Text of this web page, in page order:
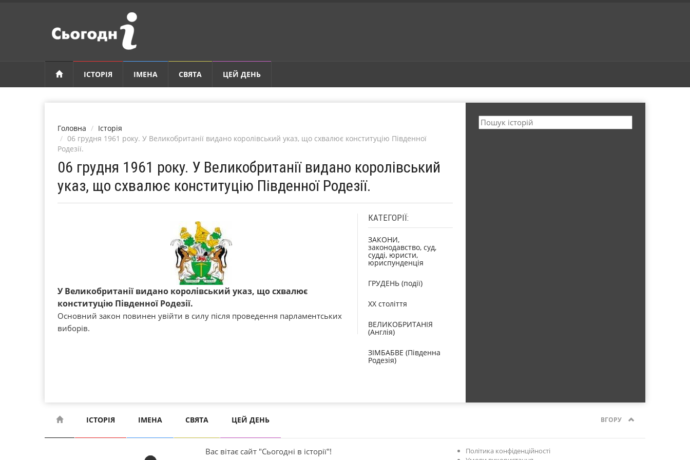
ІСТОРІЯ ІМЕНА СВЯТА ЦЕЙ ДЕНЬ
Головна
Історія
06 грудня 1961 року. У Великобританії видано королівський указ, що схвалює конституцію Південної
Родезії.
06 грудня 1961 року. У Великобританії видано королівський
указ, що схвалює конституцію Південної Родезії.
У Великобританії видано королівський указ, що схвалює
конституцію Південної Родезії.
Основний закон повинен увійти в силу після проведення парламентських
виборів.
КАТЕГОРІЇ:
ЗАКОНИ,
законодавство, суд,
судді, юристи,
юриспунденція
ГРУДЕНЬ (події)
XX століття
ВЕЛИКОБРИТАНІЯ
(Англія)
ЗІМБАБВЕ (Південна
Родезія)
ІСТОРІЯ ІМЕНА СВЯТА ЦЕЙ ДЕНЬ ВГОРУ
Вас вітає сайт "Сьогодні в історії"!
Політика конфіденційності